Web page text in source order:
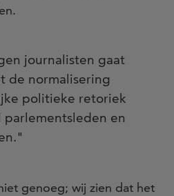
journalisten gaat
de normalisering
politieke retoriek
parlementsleden en
genoeg; wij zien dat het